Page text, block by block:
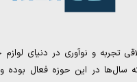
تجربه و نوآوری در دنیای
در این حوزه فعال بوده و